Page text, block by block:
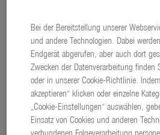
GARDENA-Logo
Zu dieser
Bei der Bereitstellung unserer
und andere Technologien. Dabei
Endgerät abgerufen, aber auch dort
Zwecken der Datenverarbeitung finden
oder in unserer Cookie-Richtlinie.
akzeptieren“ klicken oder einzelne
„Cookie-Einstellungen“ auswählen,
Einsatz von Cookies und anderen